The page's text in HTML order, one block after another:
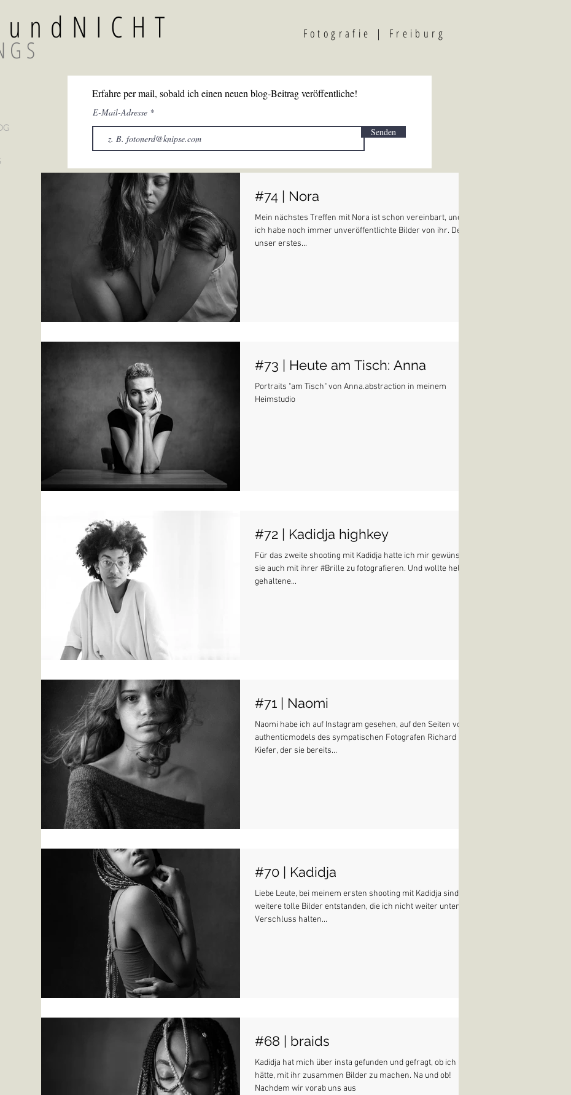
F otografie | Freiburg
Erfahre per mail, sobald ich einen neuen blog-Beitrag veröffentliche!
E-Mail-Adresse
Senden
#74 | Nora
Mein nächstes Treffen mit Nora ist schon vereinbart, und
ich habe noch immer unveröffentlichte Bilder von ihr. Denn
unser erstes...
#73 | Heute am Tisch: Anna
Portraits "am Tisch" von Anna.abstraction in meinem
Heimstudio
#72 | Kadidja highkey
Für das zweite shooting mit Kadidja hatte ich mir gewünscht,
sie auch mit ihrer #Brille zu fotografieren. Und wollte hell
gehaltene...
#71 | Naomi
Naomi habe ich auf Instagram gesehen, auf den Seiten von
authenticmodels des sympatischen Fotografen Richard F.
Kiefer, der sie bereits...
#70 | Kadidja
Liebe Leute, bei meinem ersten shooting mit Kadidja sind
weitere tolle Bilder entstanden, die ich nicht weiter unter
Verschluss halten...
#68 | braids
Kadidja hat mich über insta gefunden und gefragt, ob ich Lust
hätte, mit ihr zusammen Bilder zu machen. Na und ob!
Nachdem wir vorab uns aus